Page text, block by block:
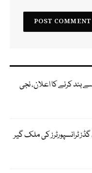
11 اگست سے بند کرنے کا اعلان، نجی
ٹرانسپورٹرز کی ملک گیر